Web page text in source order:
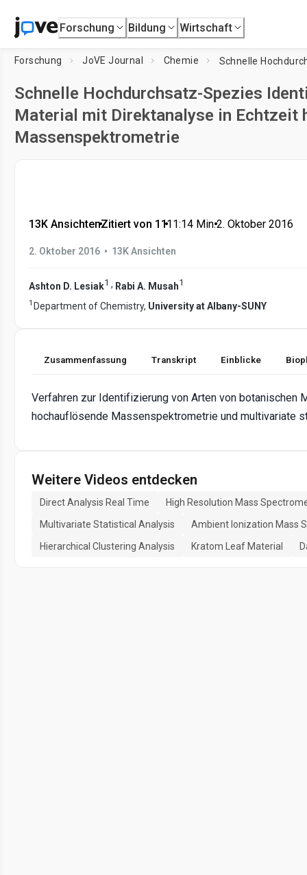
Forschung Bildung Wirtschaft
Forschung JoVE Journal Chemie
Schnelle Hochdurchsatz-Spezies
Material mit Direktanalyse in Echtzeit
Massenspektrometrie
13K Ansichten•Zitiert von 11•11:14 Min.•2. Oktober 2016
2. Oktober 2016 • 13K Ansichten
Ashton D. Lesiak1 , Rabi A. Musah1
1 Department of Chemistry, University at Albany-SUNY
Zusammenfassung Transkript Einblicke
Verfahren zur Identifizierung von Arten von botanischen
hochauflösende Massenspektrometrie und multivariate
Weitere Videos entdecken
Direct Analysis Real Time
High Resolution Mass
Multivariate Statistical Analysis
Ambient Ionization Mass
Hierarchical Clustering Analysis
Kratom Leaf Material